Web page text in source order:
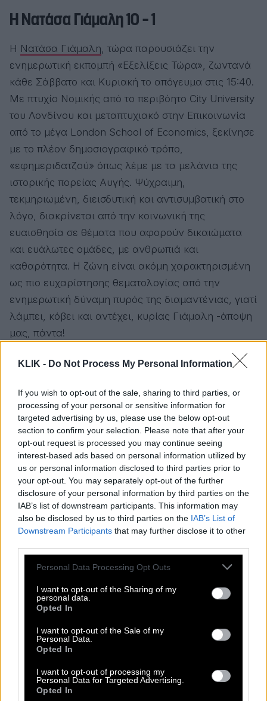
KLIK - Do Not Process My Personal Information
If you wish to opt-out of the sale, sharing to third parties, or
processing of your personal or sensitive information for
targeted advertising by us, please use the below opt-out
section to confirm your selection. Please note that after your
opt-out request is processed you may continue seeing
interest-based ads based on personal information utilized by
us or personal information disclosed to third parties prior to
your opt-out. You may separately opt-out of the further
disclosure of your personal information by third parties on the
IAB’s list of downstream participants. This information may
also be disclosed by us to third parties on the IAB’s List of
Downstream Participants that may further disclose it to other
Please note that this website/app uses one or more Google
not limited to your visit or usage behaviour. You may click to
grant or deny consent to Google and its third-party tags to
use your data for below specified purposes in below Google
consent section.
Personal Data Processing Opt Outs
I want to opt-out of the Sharing of my
personal data.
Opted In
I want to opt-out of the Sale of my
Personal Data.
Opted In
I want to opt-out of processing my
Personal Data for Targeted Advertising.
Opted In
Η Νατάσα Γιάμαλη 10 – 1
Η Νατάσα Γιάμαλη , τώρα παρουσιάζει την
ενημερωτική εκπομπή «Εξελίξεις Τώρα», ζωντανά
κάθε Σάββατο και Κυριακή το απόγευμα στις 15:40.
Με πτυχίο Νομικής από το περιβόητο City University
του Λονδίνου και μεταπτυχιακό στην Επικοινωνία
από το μέγα London School of Economics, ξεκίνησε
με το πλέον δημοσιογραφικό τρόπο,
«εφημεριδατζού» όπως λέμε με τα μελάνια της
ιστορικής πορείας Αυγής. Ψύχραιμη,
τεκμηριωμένη, διεισδυτική και αντισυμβατική στο
λόγο, διακρίνεται από την κοινωνική της
ευαισθησία σε θέματα που αφορούν δικαιώματα
και ευάλωτες ομάδες, με ανθρωπιά και
καθαρότητα. Η ζώνη είναι ακόμη χαρακτηρισμένη
ως πιο ευχαρίστησης θεματολογίας από την
ενημερωτική δύναμη πυρός της διαμαντένιας, γιατί
λάμπει, κόβει και αντέχει, κυρίας Γιάμαλη -άποψη
μας, πάντα!
Η Σίσσυ Χρηστίδου σε 5 αντί για 2
εκπομπές
Κατά τη ταπεινή μας άποψη ηΣίσσυ Χρηστίδου
νικήτρια των πρωινών του Σαββατοκύριακου για 8
συνεχόμενα χρόνια, εκ των οποίων τα 5 τελευταία
χρόνια στο MEGA με την εκπομπή «Χαμογέλα και
Πάλι!», θα είναι και η φιναλίστ και η πλέον
ταιριαστή στην καθημερινή πρωινή, άγρια ζώνη
του 10 με 1. Η ίδια είναι ζεστή και φιλική σχέση, με
σταθερότητα και οικειότητα ανθρώπου της
«διπλανής πόρτας», που ξέρει να μοιράζει άψογα
τον λόγο, αφήνοντας τους συνεργάτες της να
αναδειχθούν χωρίς να καπελώνει την ομάδα.
Παρά το γεγονός ότι ξεκίνησε καθαρά από την
ψυχραιμία και σοβαρότητα όταν καλείται να
διαχειριστεί σκληρά κοινωνικά θέματα
επικαιρότητας, ενώ τσαλακώνεται,
αυτοσαρκάζεται, εκφράζει ανοιχτά τα